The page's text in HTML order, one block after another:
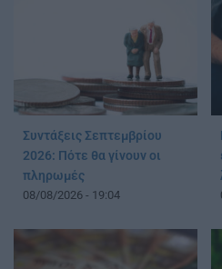
Συντάξεις Σεπτεμβρίου
2026: Πότε θα γίνουν οι
πληρωμές
08/08/2026 - 19:04